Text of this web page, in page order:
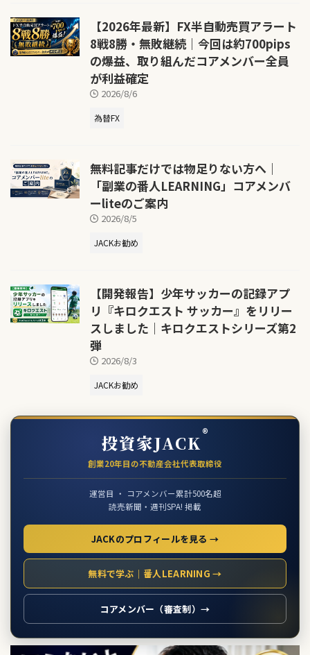
【2026年最新】FX半自動売買アラート
8戦8勝・無敗継続｜今回は約700pips
の爆益、取り組んだコアメンバー全員
が利益確定
2026/8/6
為替FX
無料記事だけでは物足りない方へ｜
「副業の番人LEARNING」コアメンバ
ーliteのご案内
2026/8/5
JACKお勧め
【開発報告】少年サッカーの記録アプ
リ『キロクエスト サッカー』をリリー
スしました｜キロクエストシリーズ第2
弾
2026/8/3
JACKお勧め
投資家JACK®
創業20年目の不動産会社代表取締役
運営目 ・ コアメンバー累計500名超
読売新聞・週刊SPA! 掲載
JACKのプロフィールを見る →
無料で学ぶ｜番人LEARNING →
コアメンバー（審査制）→